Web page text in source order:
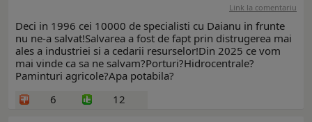
Link la comentariu
Deci in 1996 cei 10000 de specialisti cu Daianu in frunte
nu ne-a salvat!Salvarea a fost de fapt prin distrugerea mai
ales a industriei si a cedarii resurselor!Din 2025 ce vom
mai vinde ca sa ne salvam?Porturi?Hidrocentrale?
Paminturi agricole?Apa potabila?
6
12